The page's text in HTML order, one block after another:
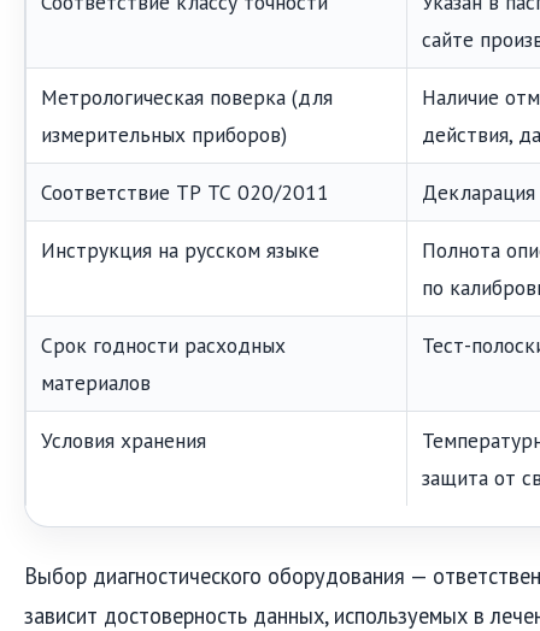
сайте
Метрологическая поверка (для
измерительных приборов)
Наличие
действия,
Соответствие ТР ТС 020/2011 Декларация
Инструкция на русском языке
Полнота
по
Срок годности расходных
материалов
Тест-
Условия хранения
защита от
Выбор диагностического оборудования —
зависит достоверность данных, используемых в